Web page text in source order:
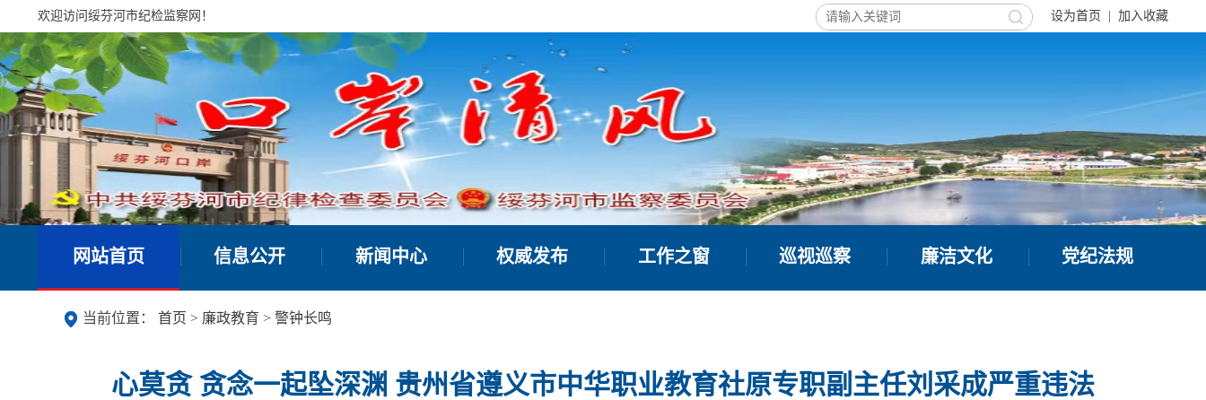
欢迎访问绥芬河市纪检监察网！ 设为首页 加入收藏
网站首页 信息公开 新闻中心 权威发布 工作之窗 巡视巡察 廉洁文化 党纪法规
当前位置： 首页 > 廉政教育 > 警钟长鸣
心莫贪 贪念一起坠深渊 贵州省遵义市中华职业教育社原专职副主任刘采成严重违法